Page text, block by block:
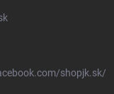
shopjk.sk/